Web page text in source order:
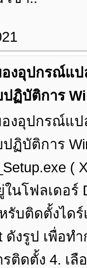
องอุปกรณ์แ
ปฏิบัติการ
องอุปกรณ์แ
ฏิบัติการ
(
นโฟลเดอร์
รับติดตั้งได
งรูป เพื่อท
ติดตั้ง 4. เลื